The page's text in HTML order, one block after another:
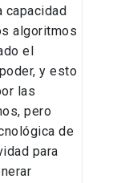
capacidad
algoritmos
el
y esto
las
pero
de
para